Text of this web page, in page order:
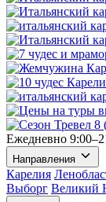
8
Ежедневно
Направления
Карелия
Выборг Великий